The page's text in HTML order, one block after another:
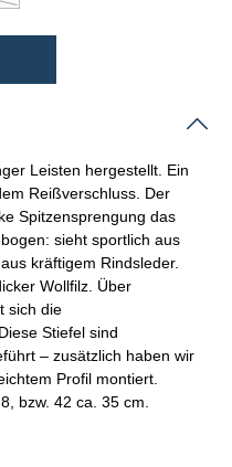
Leisten hergestellt. Ein
Reißverschluss. Der
Spitzensprengung das
sieht sportlich aus
kräftigem Rindsleder.
Wollfilz. Über
sich die
Stiefel sind
– zusätzlich haben wir
Profil montiert.
bzw. 42 ca. 35 cm.